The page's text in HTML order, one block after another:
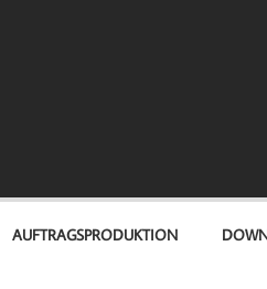
AUFTRAGSPRODUKTION